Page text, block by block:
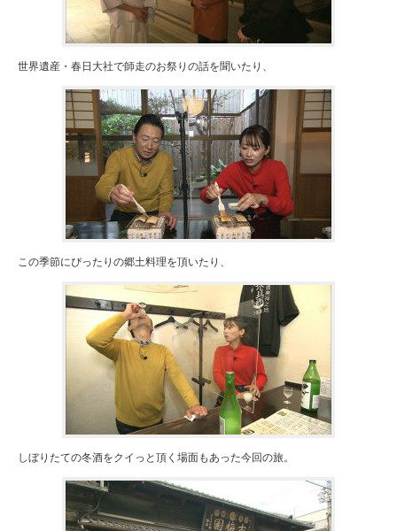
世界遺産・春日大社で師走のお祭りの話を聞いたり、
この季節にぴったりの郷土料理を頂いたり、
しぼりたての冬酒をクイっと頂く場面もあった今回の旅。